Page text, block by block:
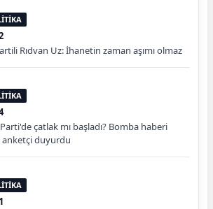
Rıdvan Uz: İhanetin zaman aşımı olmaz
çatlak mı başladı? Bomba haberi
anketçi duyurdu